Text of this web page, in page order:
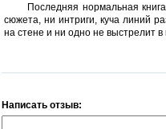
Последняя нормальная
сюжета, ни интриги, куча линий
на стене и ни одно не выстрелит в
Написать отзыв: